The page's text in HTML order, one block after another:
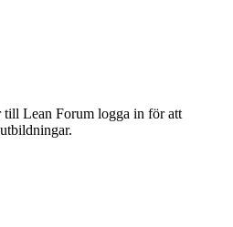
till Lean Forum logga in för att